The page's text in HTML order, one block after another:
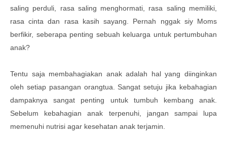
saling perduli, rasa saling menghormati, rasa saling memiliki,
rasa cinta dan rasa kasih sayang. Pernah nggak siy Moms
berfikir, seberapa penting sebuah keluarga untuk pertumbuhan
anak?
Tentu saja membahagiakan anak adalah hal yang diinginkan
oleh setiap pasangan orangtua. Sangat setuju jika kebahagian
dampaknya sangat penting untuk tumbuh kembang anak.
Sebelum kebahagian anak terpenuhi, jangan sampai lupa
memenuhi nutrisi agar kesehatan anak terjamin.